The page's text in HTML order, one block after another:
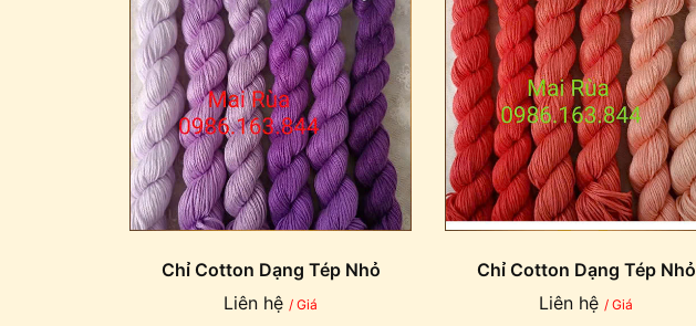
Chỉ Cotton Dạng Tép Nhỏ
Liên hệ / Giá
Chỉ Cotton Dạng Tép Nhỏ
Liên hệ / Giá